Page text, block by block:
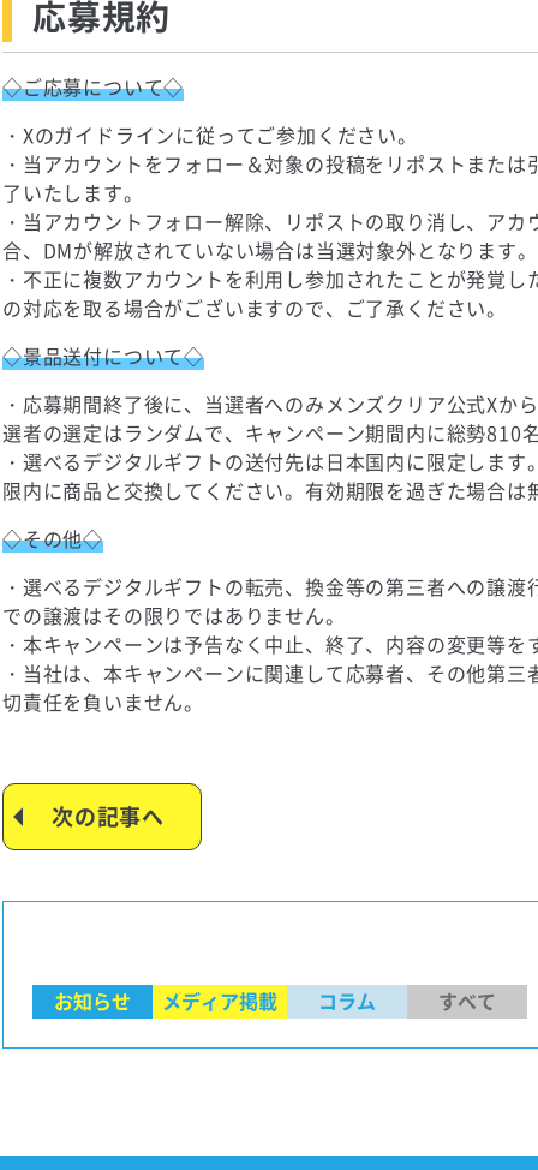
応募規約
◇ご応募について◇
・Xのガイドラインに従ってご参加ください。
・当アカウントをフォロー＆対象の投稿をリポストまた
了いたします。
・当アカウントフォロー解除、リポストの取り消し、ア
合、DMが解放されていない場合は当選対象外となります。
・不正に複数アカウントを利用し参加されたことが発覚
の対応を取る場合がございますので、ご了承ください。
◇景品送付について◇
・応募期間終了後に、当選者へのみメンズクリア公式Xか
選者の選定はランダムで、キャンペーン期間内に総勢810
・選べるデジタルギフトの送付先は日本国内に限定しま
限内に商品と交換してください。有効期限を過ぎた場合は
◇その他◇
・選べるデジタルギフトの転売、換金等の第三者への譲
での譲渡はその限りではありません。
・本キャンペーンは予告なく中止、終了、内容の変更等
・当社は、本キャンペーンに関連して応募者、その他第
切責任を負いません。
次の記事へ
お知らせ メディア掲載 コラム すべて